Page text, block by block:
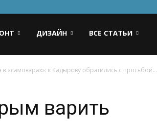
ДИЗАЙН ВСЕ СТАТЬИ
«самоварах»: к Кадырову обратились с просьбой...
варить